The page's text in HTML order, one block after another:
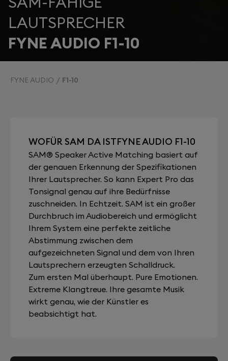
LAUTSPRECHER
FYNE AUDIO F1-10
FYNE AUDIO F1-10
WOFÜR SAM DA ISTFYNE AUDIO F1-10
SAM® Speaker Active Matching basiert auf
der genauen Erkennung der Spezifikationen
Ihrer Lautsprecher. So kann Expert Pro das
Tonsignal genau auf ihre Bedürfnisse
zuschneiden. In Echtzeit. SAM ist ein großer
Durchbruch im Audiobereich und ermöglicht
Ihrem System eine perfekte zeitliche
Abstimmung zwischen dem
aufgezeichneten Signal und dem von Ihren
Lautsprechern erzeugten Schalldruck.
Zum ersten Mal überhaupt. Pure Emotionen.
Extreme Klangtreue. Ihre gesamte Musik
wirkt genau, wie der Künstler es
beabsichtigt hat.